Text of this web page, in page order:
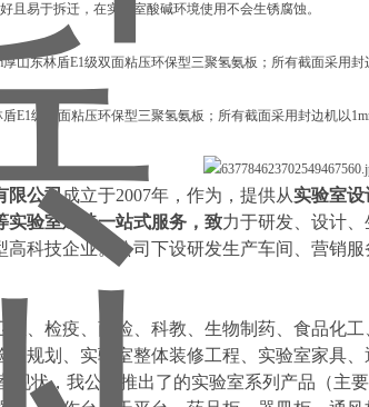
且易于拆迁，在实验室酸碱环境使用不会生锈腐蚀。
厚山东林盾E1级双面粘压环保型三聚氢氨板；所有截面采用
盾E1级双面粘压环保型三聚氢氨板；所有截面采用封边机以
限公司成立于2007年，作为，提供从实验室设
实验室建造一站式服务，致力于研发、设计
高科技企业。公司下设研发生产车间、营销
生、检疫、商检、科教、生物制药、食品化
室规划、实验室整体装修工程、实验室家具
现状，我公司推出了的实验室系列产品（主